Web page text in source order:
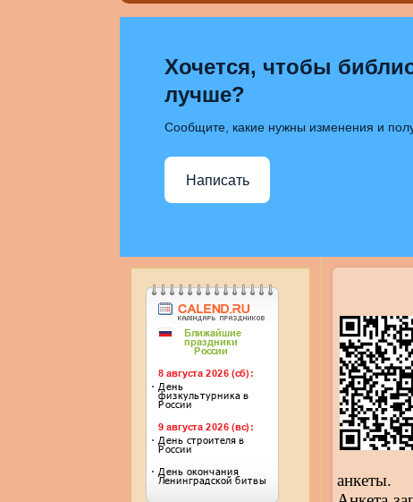
Хочется, чтобы
лучше?
Сообщите, какие нужны изменения и
Написать
анкеты.